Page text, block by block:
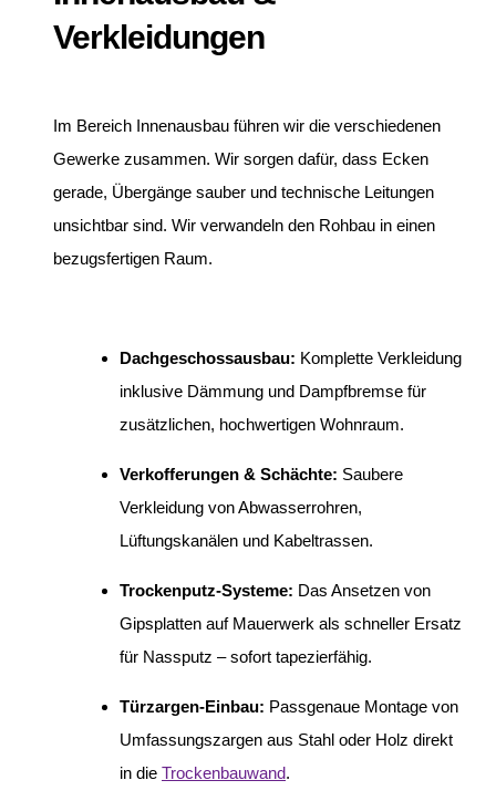
Verkleidungen
Im Bereich Innenausbau führen wir die verschiedenen
Gewerke zusammen. Wir sorgen dafür, dass Ecken
gerade, Übergänge sauber und technische Leitungen
unsichtbar sind. Wir verwandeln den Rohbau in einen
bezugsfertigen Raum.
Dachgeschossausbau: Komplette Verkleidung
inklusive Dämmung und Dampfbremse für
zusätzlichen, hochwertigen Wohnraum.
Verkofferungen & Schächte: Saubere
Verkleidung von Abwasserrohren,
Lüftungskanälen und Kabeltrassen.
Trockenputz-Systeme: Das Ansetzen von
Gipsplatten auf Mauerwerk als schneller Ersatz
für Nassputz – sofort tapezierfähig.
Türzargen-Einbau: Passgenaue Montage von
Umfassungszargen aus Stahl oder Holz direkt
in die Trockenbauwand.